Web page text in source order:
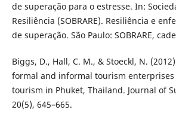
de superação para o estresse. In:
Resiliência (SOBRARE). Resiliência e
de superação. São Paulo: SOBRARE,
Biggs, D., Hall, C. M., & Stoeckl, N.
formal and informal tourism
tourism in Phuket, Thailand. Journal of
20(5), 645–665.